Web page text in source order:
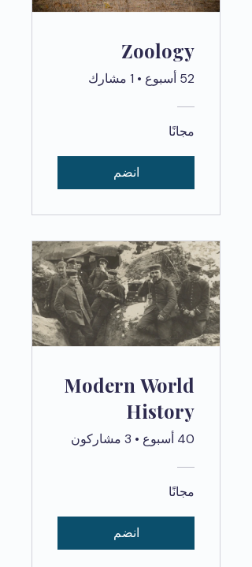
Zoology
52 أسبوع • 1 مشارك
مجانًا
انضم
Modern World
History
40 أسبوع • 3 مشاركون
مجانًا
انضم